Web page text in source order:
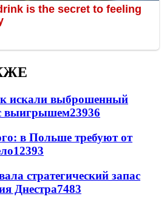
искали выброшенный
выигрышем23936
в Польше требуют от
12393
стратегический запас
Днестра7483